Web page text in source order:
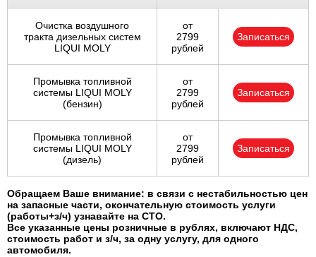
Санкт-Петербург
Саратов
Солнцево
Сочи
Сургут
Тольятти
Тула
Тюмень
Очистка воздушного
тракта дизельных систем
LIQUI MOLY
от
2799
рублей
Записаться
Промывка топливной
системы LIQUI MOLY
(бензин)
от
2799
рублей
Записаться
Промывка топливной
системы LIQUI MOLY
(дизель)
от
2799
рублей
Записаться
Обращаем Ваше внимание: в связи с нестабильностью цен
на запасные части, окончательную стоимость услуги
(работы+з/ч) узнавайте на СТО.
Все указанные цены розничные в рублях, включают НДС,
стоимость работ и з/ч, за одну услугу, для одного
автомобиля.